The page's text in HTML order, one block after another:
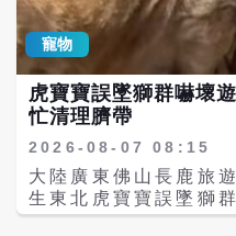
站設備仍有部分受損
開、天亮後，廠商、
設備，發現其中一條
動後損壞，材料費加
元人民幣。潘先生並
保，這次設備損失預計
注意的是，這起事件
證實。《紅星新聞》
民政府，當時接線人
反映，將進一步核實
是兩隻野生雪豹。兩
路上走走停停，不時
後，雷先生一行人未
刻意靠近拍攝，而是
免干擾野生動物。相
網友稱讚是「教科書
區的重要頂級掠食者
野生動物。成年雪豹
繁殖期外，大多獨自
寵物
虎寶寶誤墜獅群嚇
忙清理臍帶
2026-08-07 08:15
大陸廣東佛山長鹿旅
生東北虎寶寶誤墜獅
場遊客以為將上演猛